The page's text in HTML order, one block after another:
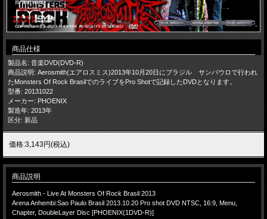
商品仕様
製品名: 音楽DVD(DVD-R)
商品説明: Aerosmith(エアロスミス)2013年10月20日にブラジル サンパウロで行われ
たMonsters Of Rock BrasilでのライブをPro Shotで記録したDVDとなります。
型番: 20131022
メーカー: PHOENIX
製造年: 2013年
区分: 新品
価格:3,143円(税込)
商品説明
Aerosmith - Live At Monsters Of Rock Brasil 2013
Arena Anhembi:Sao Paulo Brasil 2013.10.20 Pro shot DVD NTSC, 16:9, Menu,
Chapter, DoubleLayer Disc [PHOENIX(1DVD-R)]